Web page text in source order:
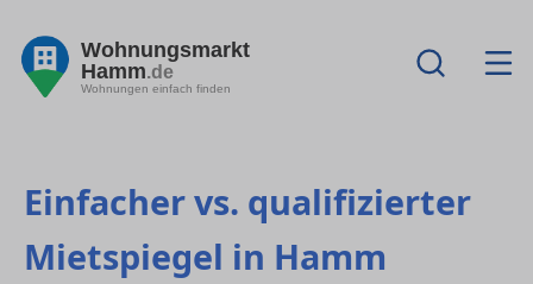
Wohnungsmarkt
Hamm.de
Wohnungen einfach finden
Einfacher vs. qualifizierter
Mietspiegel in Hamm